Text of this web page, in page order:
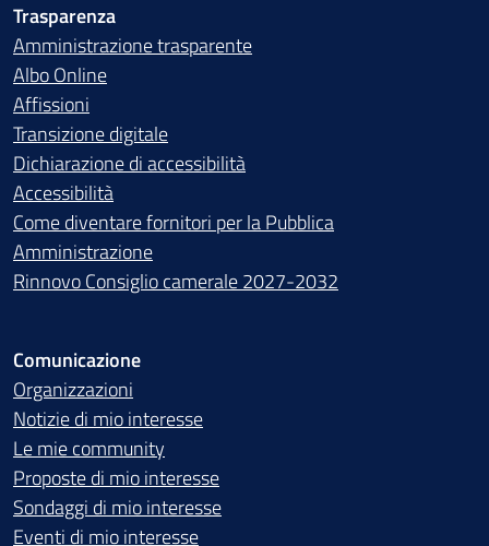
Trasparenza
Amministrazione trasparente
Albo Online
Affissioni
Transizione digitale
Dichiarazione di accessibilità
Accessibilità
Come diventare fornitori per la Pubblica
Amministrazione
Rinnovo Consiglio camerale 2027-2032
Comunicazione
Organizzazioni
Notizie di mio interesse
Le mie community
Proposte di mio interesse
Sondaggi di mio interesse
Eventi di mio interesse